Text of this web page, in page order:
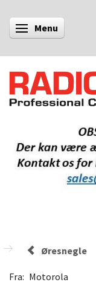
Skifte navigation
Menu
Øresnegle
Fra: Motorola